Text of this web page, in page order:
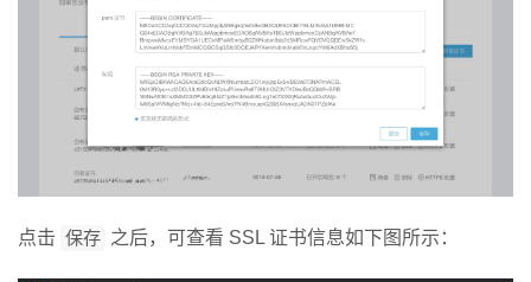
点击 保存 之后，可查看 SSL 证书信息如下图所示：